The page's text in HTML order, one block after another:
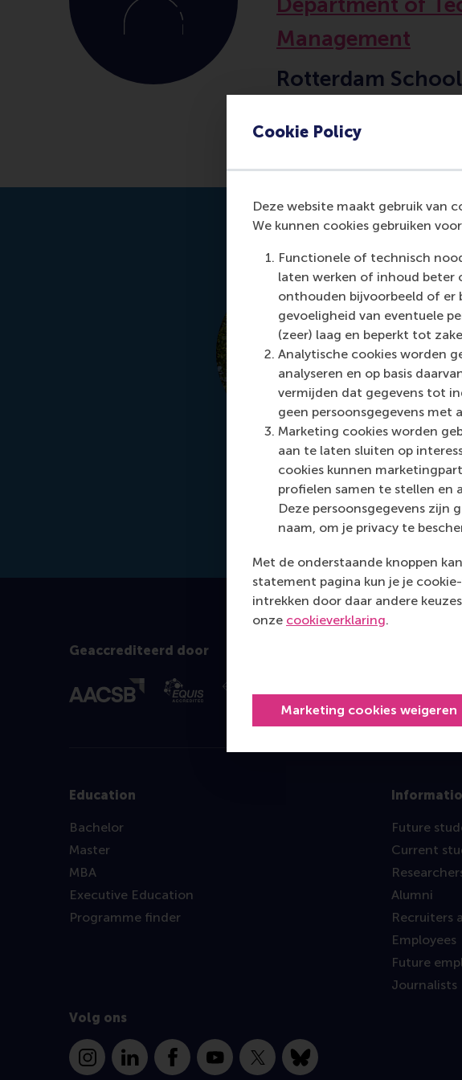
Cookie Policy
Deze website maakt gebruik van
We kunnen cookies gebruiken
Functionele of technisch
laten werken of inhoud beter
onthouden bijvoorbeeld of er
gevoeligheid van eventuele
(zeer) laag en beperkt tot
Analytische cookies worden
analyseren en op basis
vermijden dat gegevens tot
geen persoonsgegevens met
Marketing cookies worden
aan te laten sluiten op
cookies kunnen
profielen samen te stellen en
Deze persoonsgegevens zijn
naam, om je privacy te
Met de onderstaande knoppen
statement pagina kun je je
intrekken door daar andere
onze cookieverklaring.
Marketing cookies weigeren
Management
Rotterdam
Office:
3062
3000
Geaccrediteerd door
Education
Bachelor
Master
MBA
Executive Education
Programme finder
Future
Current
Alumni
Recruiters
Employees
Future
Journalists
Volg ons
InstagramLinkedInFacebookYouTube
X Bluesky